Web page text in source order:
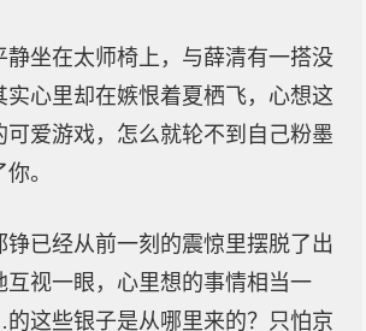
静坐在太师椅上，与薛清有一搭没
实心里却在嫉恨着夏栖飞，心想这
可爱游戏，怎么就轮不到自己粉墨
。
铮已经从前一刻的震惊里摆脱了出
互视一眼，心里想的事情相当一
这些银子是从哪里来的？只怕京